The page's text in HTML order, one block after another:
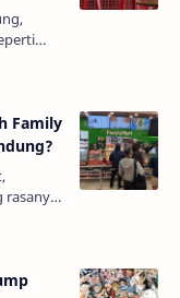
Family
rasanya